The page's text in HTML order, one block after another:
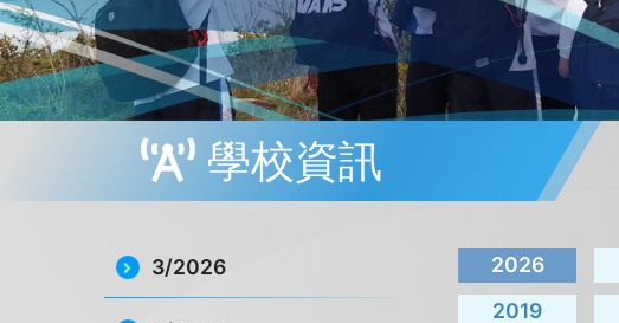
學校資訊
3/2026 2026
2019